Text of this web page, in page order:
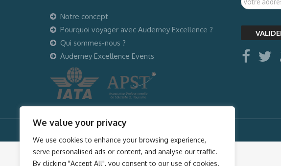
We value your privacy
We use cookies to enhance your browsing experience,
serve personalised ads or content, and analyse our traffic.
By clicking "Accept All", you consent to our use of cookies.
Notre concept
Pourquoi voyager avec Auderney Excellence ?
Qui sommes-nous ?
Auderney Excellence Events
© Auderney2016, Powered by